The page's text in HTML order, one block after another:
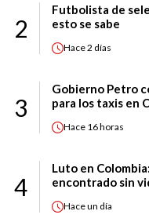
2
Futbolista de
esto se sabe
Hace2 días
3
Gobierno Petro
para los taxis en
Hace 16 horas
4
Luto en
encontrado sin
Haceun día